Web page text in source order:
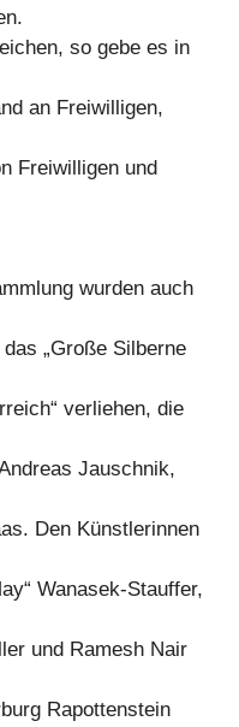
so gebe es in
an Freiwilligen,
Freiwilligen und
wurden auch
„Große Silberne
verliehen, die
Jauschnik,
Den Künstlerinnen
Wanasek-Stauffer,
und Ramesh Nair
Rapottenstein